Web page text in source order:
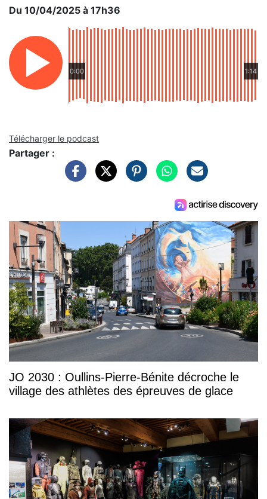
Du 10/04/2025 à 17h36
0:00 1:14
Télécharger le podcast
Partager :
JO 2030 : Oullins-Pierre-Bénite décroche le
village des athlètes des épreuves de glace